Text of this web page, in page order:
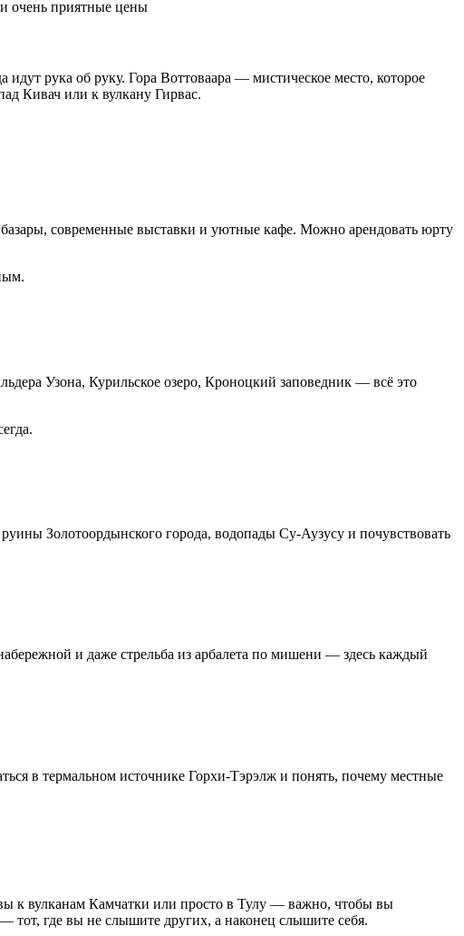
рука об руку. Гора Воттоваара — мистическое место, которое
Кивач или к вулкану Гирвас.
современные выставки и уютные кафе. Можно арендовать юрту
Узона, Курильское озеро, Кроноцкий заповедник — всё это
Золотоордынского города, водопады Су-Аузусу и почувствовать
и даже стрельба из арбалета по мишени — здесь каждый
в термальном источнике Горхи-Тэрэлж и понять, почему местные
к вулканам Камчатки или просто в Тулу — важно, чтобы вы
тот, где вы не слышите других, а наконец слышите себя.